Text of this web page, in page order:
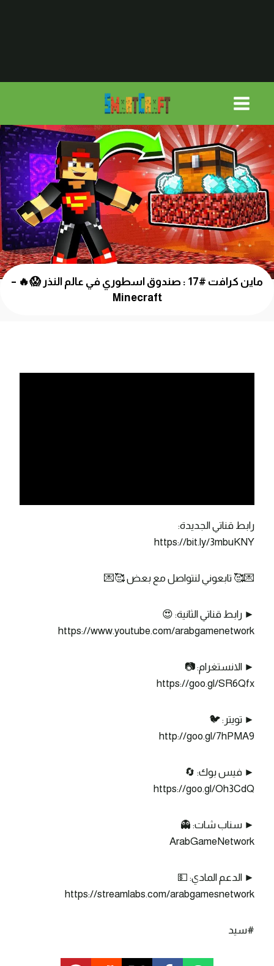
ماين كرافت #17 : صندوق اسطوري في عالم النذر 😱🔥 –
Minecraft
رابط قناتي الجديدة:
https://bit.ly/3mbuKNY
💌🥰 تابعوني لنتواصل مع بعض 🥰💌
► رابط قناتي الثانية: 😍
https://www.youtube.com/arabgamenetwork
► الانستغرام: 📷
https://goo.gl/SR6Qfx
► تويتر: 🐦
http://goo.gl/7hPMA9
► فيس بوك: 🔄
https://goo.gl/Oh3CdQ
► سناب شات: 👻
ArabGameNetwork
► الدعم المادي: 💵
https://streamlabs.com/arabgamesnetwork
#سيد